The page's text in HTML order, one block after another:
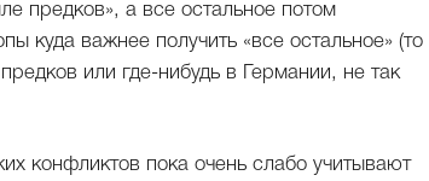
предков», а все остальное потом
куда важнее получить «все остальное» (то
или где-нибудь в Германии, не так
конфликтов пока очень слабо учитывают